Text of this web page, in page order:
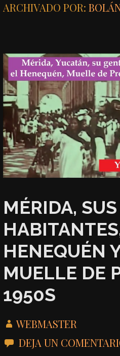
ARCHIVADO POR:
MÉRIDA, SUS
HENEQUÉN
MUELLE DE
1950S
WEBMASTER
DEJA UN